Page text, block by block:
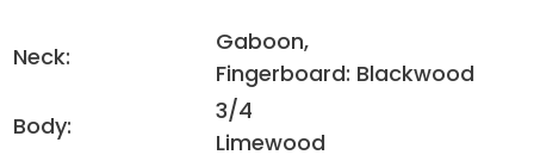
Neck:
Gaboon,
Fingerboard: Blackwood
Body:
3/4
Limewood